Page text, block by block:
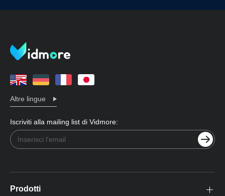
Altre lingue
Iscriviti alla mailing list di Vidmore:
Prodotti